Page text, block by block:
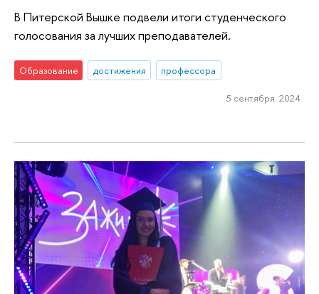
В Питерской Вышке подвели итоги студенческого
голосования за лучших преподавателей.
Образование достижения профессора
5 сентября 2024